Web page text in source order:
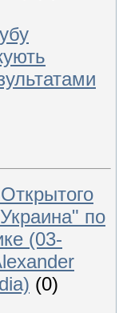
по
(03-
(0)